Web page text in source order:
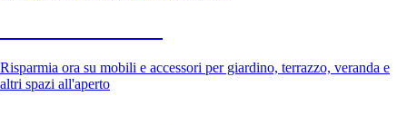
Risparmia ora su mobili e accessori per giardino, terrazzo, veranda e
altri spazi all'aperto